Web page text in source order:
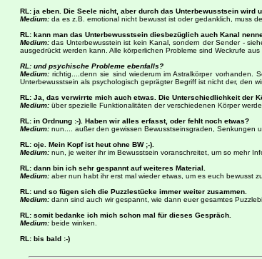
RL: ja eben. Die Seele nicht, aber durch das Unterbewusstsein
Medium: da es z.B. emotional nicht bewusst ist oder gedanklich, muss
RL: kann man das Unterbewusstsein diesbezüglich auch Kanal
Medium: das Unterbewusstein ist kein Kanal, sondern der Sender -
ausgedrückt werden kann. Alle körperlichen Probleme sind Weckrufe
RL: und psychische Probleme ebenfalls?
Medium: richtig....denn sie sind wiederum im Astralkörper vorhanden.
Unterbewusstsein als psychologisch geprägter Begriff ist nicht der, den
RL: Ja, das verwirrte mich auch etwas. Die Unterschiedlichkeit der
Medium: über spezielle Funktionalitäten der verschiedenen Körper
RL: in Ordnung :-). Haben wir alles erfasst, oder fehlt noch etwas?
Medium: nun.... außer den gewissen Bewusstseinsgraden, Senkungen
RL: oje. Mein Kopf ist heut ohne BW ;-).
Medium: nun, je weiter ihr im Bewusstsein voranschreitet, um so mehr
RL: dann bin ich sehr gespannt auf weiteres Material.
Medium: aber nun habt ihr erst mal wieder etwas, um es euch bewusst
RL: und so fügen sich die Puzzlestücke immer weiter zusammen.
Medium: dann sind auch wir gespannt, wie dann euer gesamtes
RL: somit bedanke ich mich schon mal für dieses Gespräch.
Medium: beide winken.
RL: bis bald :-)